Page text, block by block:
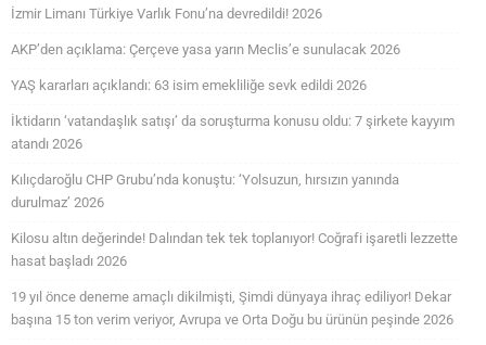
İzmir Limanı Türkiye Varlık Fonu’na devredildi! 2026
AKP’den açıklama: Çerçeve yasa yarın Meclis’e sunulacak 2026
YAŞ kararları açıklandı: 63 isim emekliliğe sevk edildi 2026
İktidarın ‘vatandaşlık satışı’ da soruşturma konusu oldu: 7 şirkete kayyım
atandı 2026
Kılıçdaroğlu CHP Grubu’nda konuştu: ‘Yolsuzun, hırsızın yanında
durulmaz’ 2026
Kilosu altın değerinde! Dalından tek tek toplanıyor! Coğrafi işaretli lezzette
hasat başladı 2026
19 yıl önce deneme amaçlı dikilmişti, Şimdi dünyaya ihraç ediliyor! Dekar
başına 15 ton verim veriyor, Avrupa ve Orta Doğu bu ürünün peşinde 2026